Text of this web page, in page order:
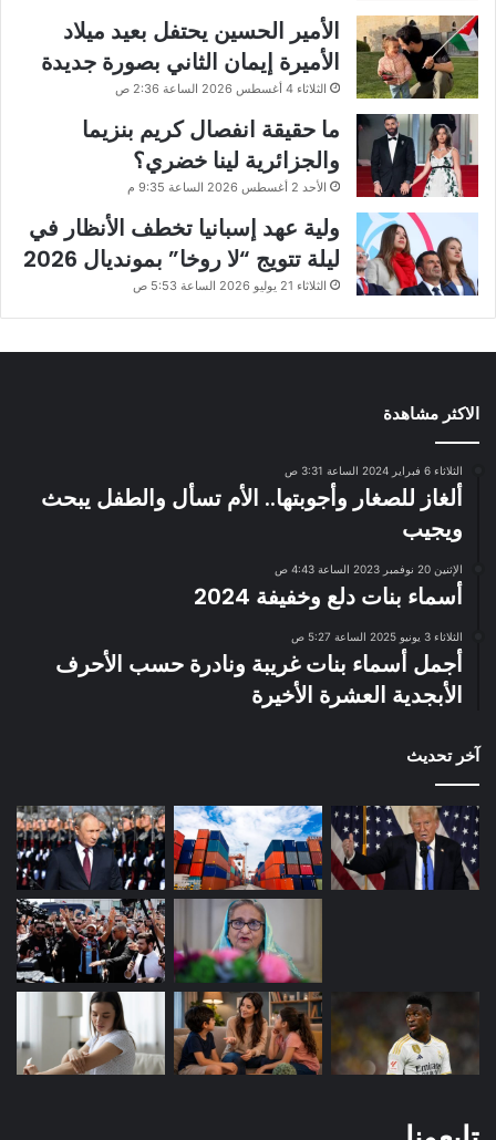
الأمير الحسين يحتفل بعيد ميلاد
الأميرة إيمان الثاني بصورة جديدة
الثلاثاء 4 أغسطس 2026 الساعة 2:36 ص
ما حقيقة انفصال كريم بنزيما
والجزائرية لينا خضري؟
الأحد 2 أغسطس 2026 الساعة 9:35 م
ولية عهد إسبانيا تخطف الأنظار في
ليلة تتويج “لا روخا” بمونديال 2026
الثلاثاء 21 يوليو 2026 الساعة 5:53 ص
الاكثر مشاهدة
الثلاثاء 6 فبراير 2024 الساعة 3:31 ص
ألغاز للصغار وأجوبتها.. الأم تسأل والطفل يبحث
ويجيب
الإثنين 20 نوفمبر 2023 الساعة 4:43 ص
أسماء بنات دلع وخفيفة 2024
الثلاثاء 3 يونيو 2025 الساعة 5:27 ص
أجمل أسماء بنات غريبة ونادرة حسب الأحرف
الأبجدية العشرة الأخيرة
آخر تحديث